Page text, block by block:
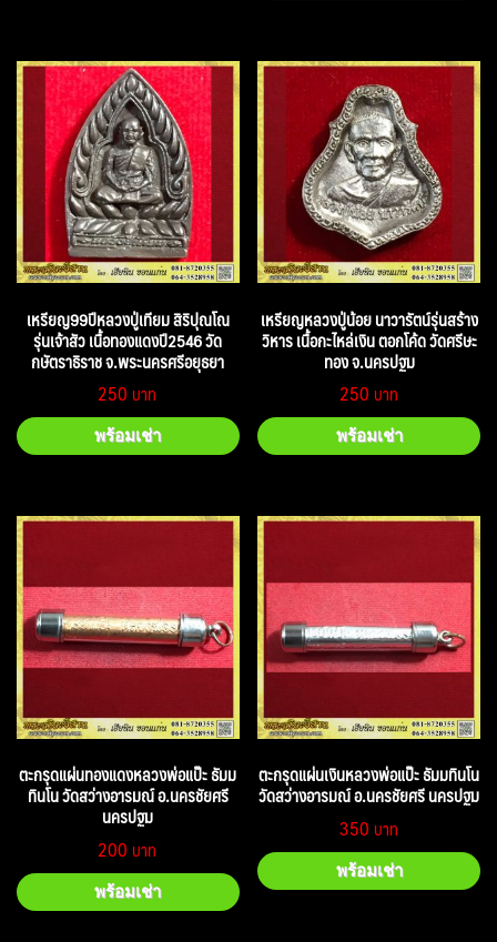
เหรียญ99ปีหลวงปู่เทียม สิริปุณโณ
รุ่นเจ้าสัว เนื้อทองแดงปี2546 วัด
กษัตราธิราช จ.พระนครศรีอยุธยา
250
พร้อมเช่า
เหรียญหลวงปู่น้อย นาวารัตน์รุ่นสร้าง
วิหาร เนื้อกะไหล่เงิน ตอกโค้ด วัดศรีษะ
ทอง จ.นครปฐม
250
พร้อมเช่า
ตะกรุดแผ่นทองแดงหลวงพ่อแป๊ะ ธัมม
ทินโน วัดสว่างอารมณ์ อ.นครชัยศรี
นครปฐม
200
พร้อมเช่า
ตะกรุดแผ่นเงินหลวงพ่อแป๊ะ ธัมมทินโน
วัดสว่างอารมณ์ อ.นครชัยศรี นครปฐม
350
พร้อมเช่า